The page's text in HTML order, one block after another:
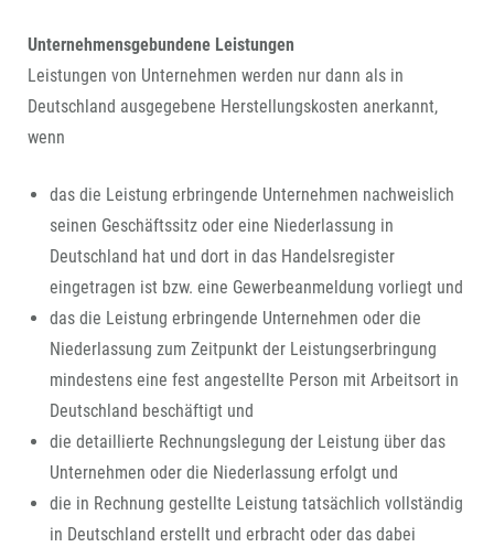
Unternehmensgebundene Leistungen
Leistungen von Unternehmen werden nur dann als in
Deutschland ausgegebene Herstellungskosten anerkannt,
wenn
das die Leistung erbringende Unternehmen nachweislich
seinen Geschäftssitz oder eine Niederlassung in
Deutschland hat und dort in das Handelsregister
eingetragen ist bzw. eine Gewerbeanmeldung vorliegt und
das die Leistung erbringende Unternehmen oder die
Niederlassung zum Zeitpunkt der Leistungserbringung
mindestens eine fest angestellte Person mit Arbeitsort in
Deutschland beschäftigt und
die detaillierte Rechnungslegung der Leistung über das
Unternehmen oder die Niederlassung erfolgt und
die in Rechnung gestellte Leistung tatsächlich vollständig
in Deutschland erstellt und erbracht oder das dabei